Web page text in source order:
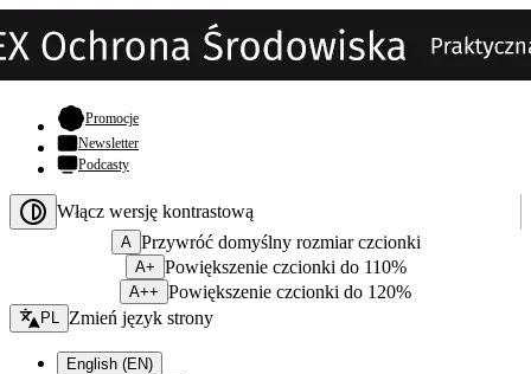
Promocje- otwiera się w nowej karcie
Newsletter
Podcasty
Włącz wersję kontrastową
A Przywróć domyślny rozmiar czcionki
A+ Powiększenie czcionki do 110%
A++ Powiększenie czcionki do 120%
Zmień język - bieżący:
PL Zmień język strony
English (EN)